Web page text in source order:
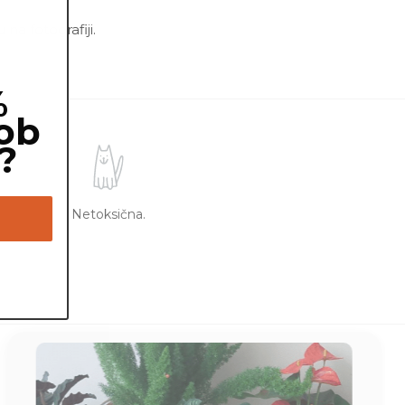
na fotografiji.
Netoksična.